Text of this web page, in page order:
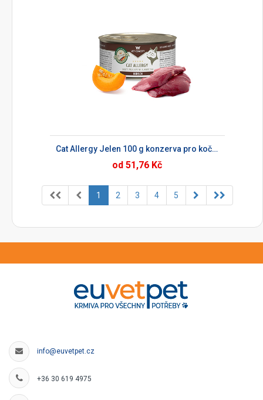
Cat Allergy Jelen 100 g konzerva pro kočky
od 51,76 Kč
1 2 3 4 5
info@euvetpet.cz
+36 30 619 4975